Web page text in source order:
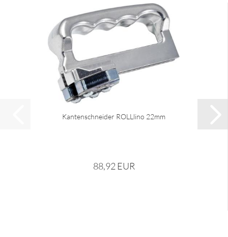
Kantenschneider ROLLlino 22mm
88,92 EUR